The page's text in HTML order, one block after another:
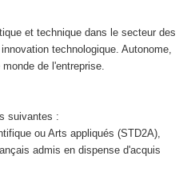
et technique dans le secteur des
technologique. Autonome,
de l'entreprise.
suivantes :
ou Arts appliqués (STD2A),
admis en dispense d'acquis